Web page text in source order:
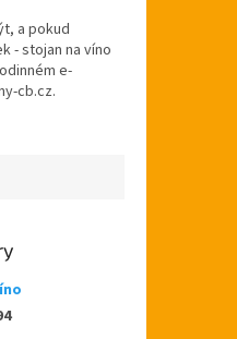
a pokud
- stojan na víno
e-
cb.cz.